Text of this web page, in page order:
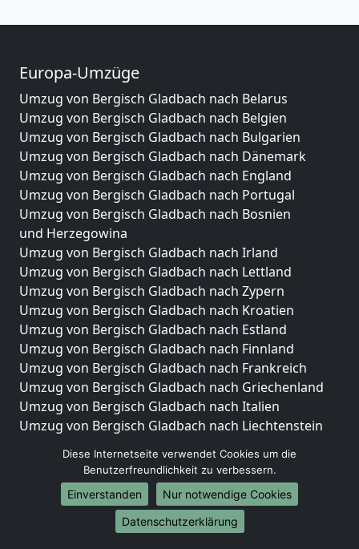
Europa-Umzüge
Umzug von Bergisch Gladbach nach Belarus
Umzug von Bergisch Gladbach nach Belgien
Umzug von Bergisch Gladbach nach Bulgarien
Umzug von Bergisch Gladbach nach Dänemark
Umzug von Bergisch Gladbach nach England
Umzug von Bergisch Gladbach nach Portugal
Umzug von Bergisch Gladbach nach Bosnien
und Herzegowina
Umzug von Bergisch Gladbach nach Irland
Umzug von Bergisch Gladbach nach Lettland
Umzug von Bergisch Gladbach nach Zypern
Umzug von Bergisch Gladbach nach Kroatien
Umzug von Bergisch Gladbach nach Estland
Umzug von Bergisch Gladbach nach Finnland
Umzug von Bergisch Gladbach nach Frankreich
Umzug von Bergisch Gladbach nach Griechenland
Umzug von Bergisch Gladbach nach Italien
Umzug von Bergisch Gladbach nach Liechtenstein
Umzug von Bergisch Gladbach nach Niederlande
Umzug von Bergisch Gladbach nach Norwegen
Umzüge-Deutschlandweit
Diese Internetseite verwendet Cookies um die
Benutzerfreundlichkeit zu verbessern.
Einverstanden
Nur notwendige Cookies
Datenschutzerklärung